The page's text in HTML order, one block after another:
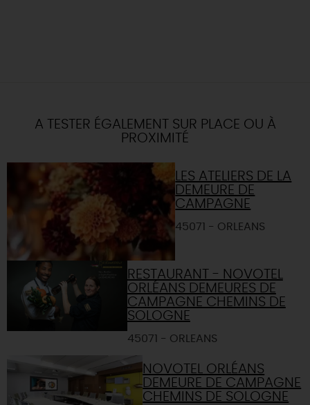
A TESTER ÉGALEMENT SUR PLACE OU À
PROXIMITÉ
LES ATELIERS DE LA
DEMEURE DE
CAMPAGNE
45071 - ORLEANS
RESTAURANT - NOVOTEL
ORLÉANS DEMEURES DE
CAMPAGNE CHEMINS DE
SOLOGNE
45071 - ORLEANS
NOVOTEL ORLÉANS
DEMEURE DE CAMPAGNE
CHEMINS DE SOLOGNE